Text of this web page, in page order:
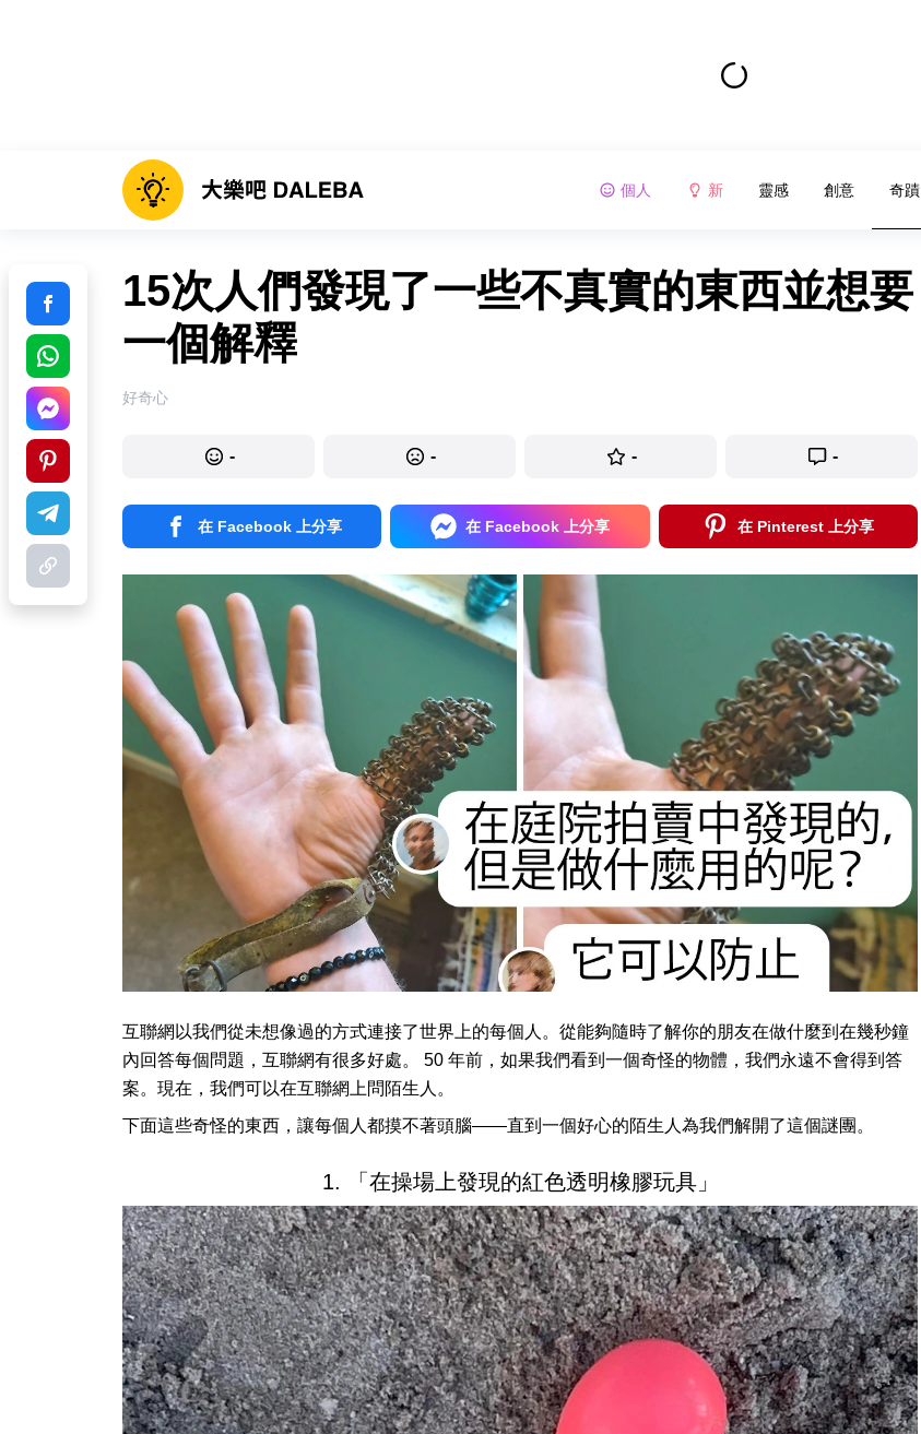
個人 新 靈感 創意 奇蹟
15次人們發現了一些不真實的東西並想要
一個解釋
好奇心
- - - -
在 Facebook 上分享 在 Facebook 上分享 在 Pinterest 上分享
互聯網以我們從未想像過的方式連接了世界上的每個人。從能夠隨時了解你的朋友在做什麼到在幾秒鐘
內回答每個問題，互聯網有很多好處。 50 年前，如果我們看到一個奇怪的物體，我們永遠不會得到答
案。現在，我們可以在互聯網上問陌生人。
下面這些奇怪的東西，讓每個人都摸不著頭腦——直到一個好心的陌生人為我們解開了這個謎團。
1. 「在操場上發現的紅色透明橡膠玩具」